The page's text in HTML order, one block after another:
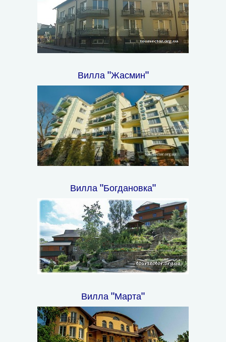
Вилла "Жасмин"
Вилла "Богдановка"
Вилла "Марта"